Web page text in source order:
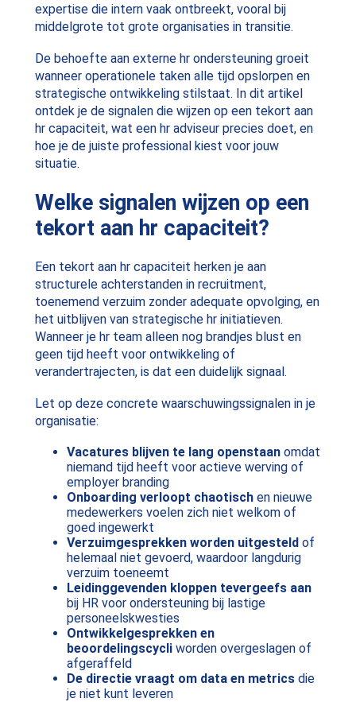
expertise die intern vaak ontbreekt, vooral bij
middelgrote tot grote organisaties in transitie.
De behoefte aan externe hr ondersteuning groeit
wanneer operationele taken alle tijd opslorpen en
strategische ontwikkeling stilstaat. In dit artikel
ontdek je de signalen die wijzen op een tekort aan
hr capaciteit, wat een hr adviseur precies doet, en
hoe je de juiste professional kiest voor jouw
situatie.
Welke signalen wijzen op een
tekort aan hr capaciteit?
Een tekort aan hr capaciteit herken je aan
structurele achterstanden in recruitment,
toenemend verzuim zonder adequate opvolging, en
het uitblijven van strategische hr initiatieven.
Wanneer je hr team alleen nog brandjes blust en
geen tijd heeft voor ontwikkeling of
verandertrajecten, is dat een duidelijk signaal.
Let op deze concrete waarschuwingssignalen in je
organisatie:
Vacatures blijven te lang openstaanomdat
niemand tijd heeft voor actieve werving of
employer branding
Onboarding verloopt chaotischen nieuwe
medewerkers voelen zich niet welkom of
goed ingewerkt
Verzuimgesprekken worden uitgesteldof
helemaal niet gevoerd, waardoor langdurig
verzuim toeneemt
Leidinggevenden kloppen tevergeefs aan
bij HR voor ondersteuning bij lastige
personeelskwesties
Ontwikkelgesprekken en
beoordelingscycliworden overgeslagen of
afgeraffeld
De directie vraagt om data en metricsdie
je niet kunt leveren